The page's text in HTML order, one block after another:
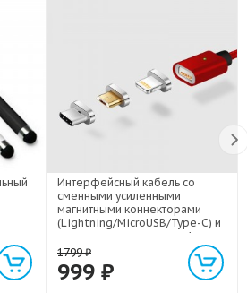
Интерфейсный кабель со
сменными усиленными
магнитными коннекторами
(Lightning/MicroUSB/Type-C) и
световым индикатором 1м
1799₽
999 ₽